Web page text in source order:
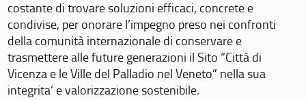
costante di trovare soluzioni efficaci, concrete e
condivise, per onorare l’impegno preso nei confronti
della comunità internazionale di conservare e
trasmettere alle future generazioni il Sito “Città di
Vicenza e le Ville del Palladio nel Veneto” nella sua
integrita’ e valorizzazione sostenibile.